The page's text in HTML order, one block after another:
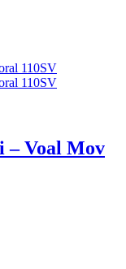
– Voal Mov